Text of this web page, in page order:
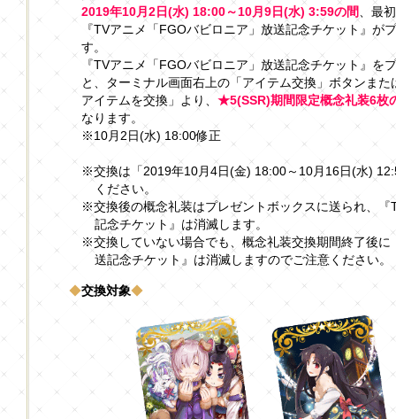
2019年10月2日(水) 18:00～10月9日(水) 3:59の間、最
『TVアニメ「FGOバビロニア」放送記念チケット』が
す。
『TVアニメ「FGOバビロニア」放送記念チケット』を
と、ターミナル画面右上の「アイテム交換」ボタンま
アイテムを交換」より、★5(SSR)期間限定概念礼装6枚
なります。
※10月2日(水) 18:00修正
※交換は「2019年10月4日(金) 18:00～10月16日(水)
ください。
※交換後の概念礼装はプレゼントボックスに送られ、
記念チケット』は消滅します。
※交換していない場合でも、概念礼装交換期間終了後
送記念チケット』は消滅しますのでご注意ください。
◆交換対象◆